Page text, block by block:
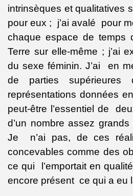
intrinsèques et qualitatives
pour eux ;
j’ai avalé
pour
chaque espace de temps
Terre sur elle-même ; j’ai
du sexe féminin. J’ai
en
de parties
représentations données
peut-être l’essentiel de
d’un nombre assez
Je
n’ai pas, de ces
concevables comme des
ce qui
l’emportait en
encore présent ce qui a eu